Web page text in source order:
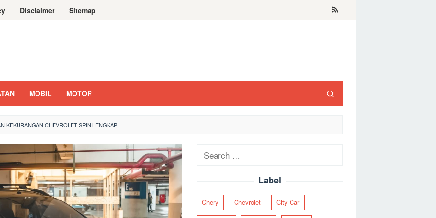
Disclaimer Sitemap
MOBIL MOTOR
KEKURANGAN CHEVROLET SPIN LENGKAP
Search
Label
Chery Chevrolet City Car